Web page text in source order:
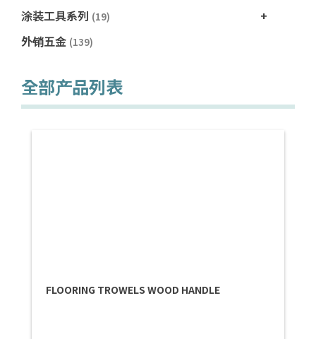
涂装工具系列 (19)
外销五金 (139)
全部产品列表
FLOORING TROWELS WOOD HANDLE